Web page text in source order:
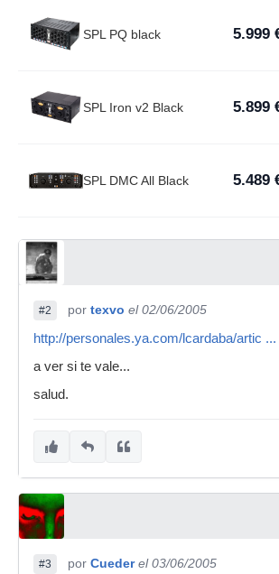
SPL PQ black 5.999
SPL Iron v2 Black 5.899
SPL DMC All Black 5.489
#2 por texvo el 02/06/2005
http://personales.ya.com/lcardaba/artic
a ver si te vale...
salud.
#3 por Cueder el 03/06/2005